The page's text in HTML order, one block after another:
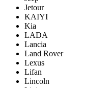
Jetour
KAIYI
Kia
LADA
Lancia
Land Rover
Lexus
Lifan
Lincoln